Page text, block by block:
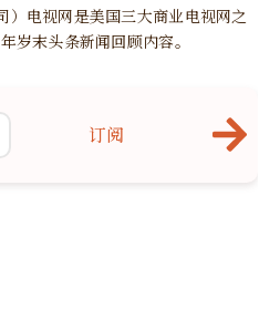
）电视网是美国三大商业电视网之
岁末头条新闻回顾内容。
订阅